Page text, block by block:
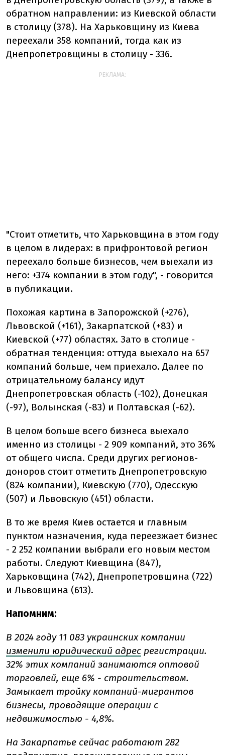
обратном направлении: из Киевской области
в столицу (378). На Харьковщину из Киева
переехали 358 компаний, тогда как из
Днепропетровщины в столицу - 336.
РЕКЛАМА:
"Стоит отметить, что Харьковщина в этом году
в целом в лидерах: в прифронтовой регион
переехало больше бизнесов, чем выехали из
него: +374 компании в этом году", - говорится
в публикации.
Похожая картина в Запорожской (+276),
Львовской (+161), Закарпатской (+83) и
Киевской (+77) областях. Зато в столице -
обратная тенденция: оттуда выехало на 657
компаний больше, чем приехало. Далее по
отрицательному балансу идут
Днепропетровская область (-102), Донецкая
(-97), Волынская (-83) и Полтавская (-62).
В целом больше всего бизнеса выехало
именно из столицы - 2 909 компаний, это 36%
от общего числа. Среди других регионов-
доноров стоит отметить Днепропетровскую
(824 компании), Киевскую (770), Одесскую
(507) и Львовскую (451) области.
В то же время Киев остается и главным
пунктом назначения, куда переезжает бизнес
- 2 252 компании выбрали его новым местом
работы. Следуют Киевщина (847),
Харьковщина (742), Днепропетровщина (722)
и Львовщина (613).
Напомним:
В 2024 году 11 083 украинских компании
изменили юридический адрес регистрации.
32% этих компаний занимаются оптовой
торговлей, еще 6% - строительством.
Замыкает тройку компаний-мигрантов
бизнесы, проводящие операции с
недвижимостью - 4,8%.
На Закарпатье сейчас работают 282